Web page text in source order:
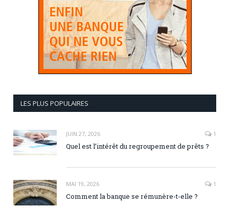
LES PLUS POPULAIRES
JUIN 27, 2026 1
Quel est l’intérêt du regroupement de prêts ?
MAI 19, 2026 1
Comment la banque se rémunère-t-elle ?